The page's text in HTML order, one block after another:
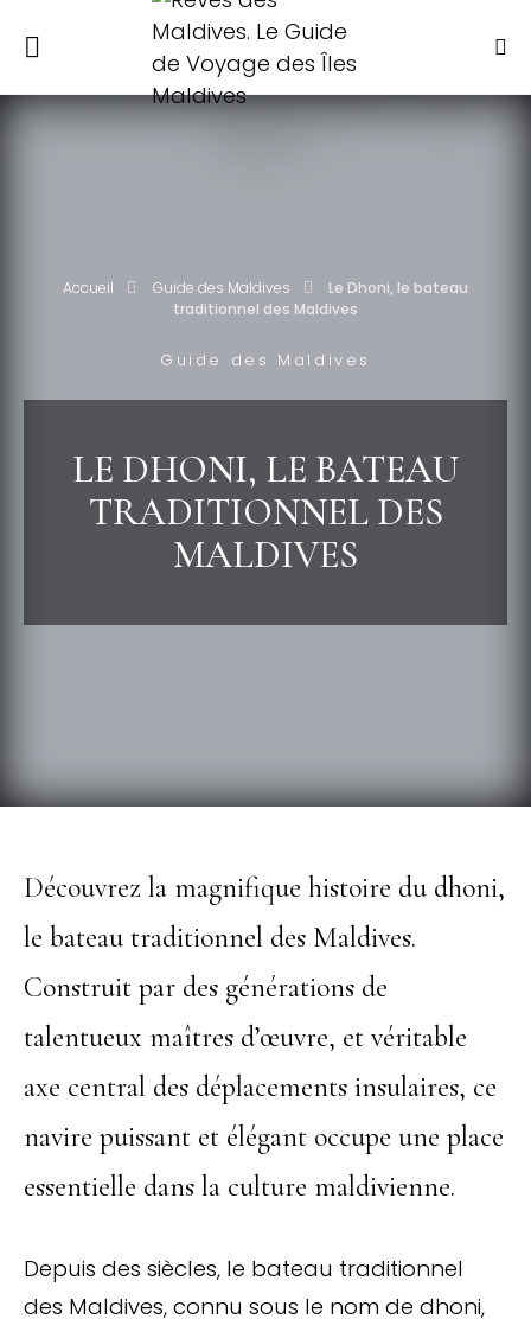
Accueil Guide des Maldives
Le Dhoni, le bateau
traditionnel des Maldives
Guide des Maldives
LE DHONI, LE BATEAU
TRADITIONNEL DES
MALDIVES
Découvrez la magnifique histoire du dhoni,
le bateau traditionnel des Maldives.
Construit par des générations de
talentueux maîtres d’œuvre, et véritable
axe central des déplacements insulaires, ce
navire puissant et élégant occupe une place
essentielle dans la culture maldivienne.
Depuis des siècles, le bateau traditionnel
des Maldives, connu sous le nom de dhoni,